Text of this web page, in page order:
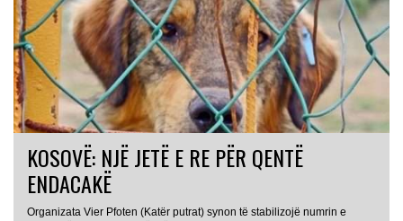
KOSOVË: NJË JETË E RE PËR QENTË
ENDACAKË
Organizata Vier Pfoten (Katër putrat) synon të stabilizojë numrin e